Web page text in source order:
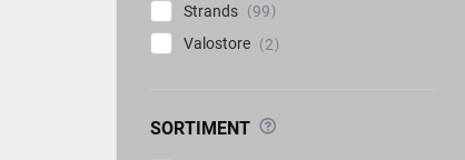
Strands
99
Valostore
2
SORTIMENT ?